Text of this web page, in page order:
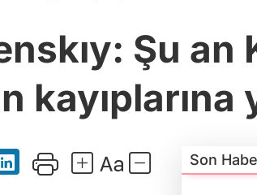
Şu an
kayıplarına
Son